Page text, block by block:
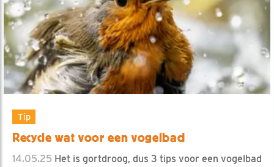
Tip
Recycle wat voor een vogelbad
14.05.25 Het is gortdroog, dus 3 tips voor een vogelbad